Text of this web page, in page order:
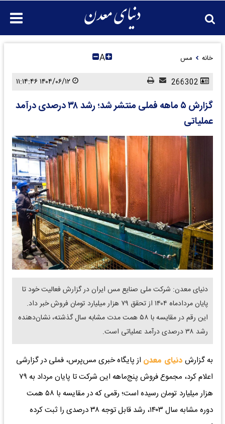
خانه مس A
گزارش ۵ ماهه فملی منتشر شد؛ رشد ۳۸ درصدی درآمد
عملیاتی
دنیای معدن: شرکت ملی صنایع مس ایران در گزارش فعالیت خود تا
پایان مردادماه ۱۴۰۴ از تحقق ۷۹ هزار میلیارد تومان فروش خبر داد.
این رقم در مقایسه با ۵۸ همت مدت مشابه سال گذشته، نشان‌دهنده
رشد ۳۸ درصدی درآمد عملیاتی است.
به گزارش دنیای معدن از پایگاه خبری مس‌پرس، فملی در گزارشی
اعلام کرد، مجموع فروش پنج‌ماهه این شرکت تا پایان مرداد به ۷۹
هزار میلیارد تومان رسیده است؛ رقمی که در مقایسه با ۵۸ همت
دوره مشابه سال ۱۴۰۳، رشد قابل توجه ۳۸ درصدی را ثبت کرده